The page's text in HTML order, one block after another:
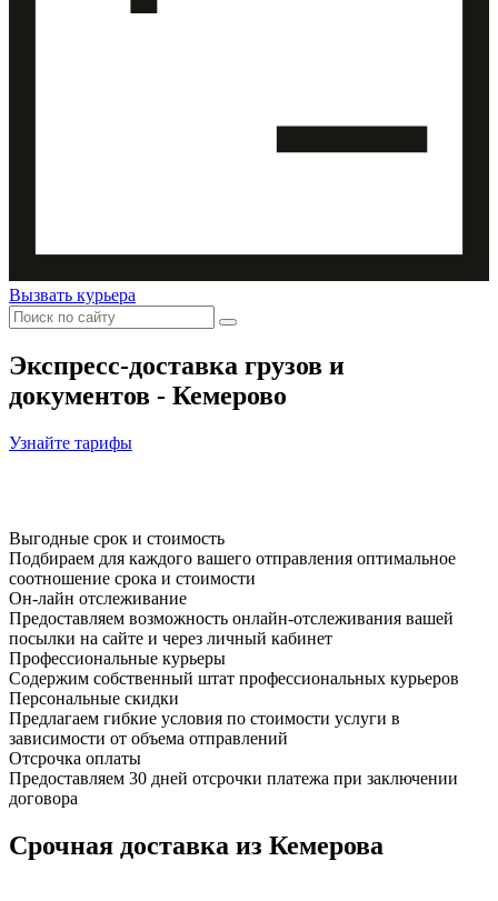
Вызвать курьера
Экспресс-доставка грузов и
документов - Кемерово
Узнайте тарифы
Выгодные срок и стоимость
Подбираем для каждого вашего отправления оптимальное
соотношение срока и стоимости
Он-лайн отслеживание
Предоставляем возможность онлайн-отслеживания вашей
посылки на сайте и через личный кабинет
Профессиональные курьеры
Содержим собственный штат профессиональных курьеров
Персональные скидки
Предлагаем гибкие условия по стоимости услуги в
зависимости от объема отправлений
Отсрочка оплаты
Предоставляем 30 дней отсрочки платежа при заключении
договора
Срочная доставка из Кемерова